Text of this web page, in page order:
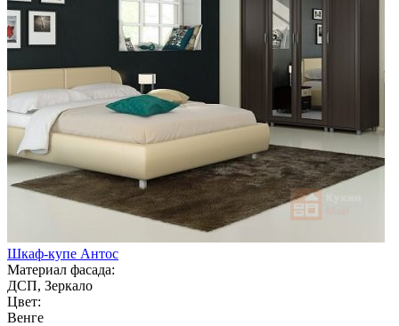
Шкаф-купе Антос
Материал фасада:
ДСП, Зеркало
Цвет:
Венге